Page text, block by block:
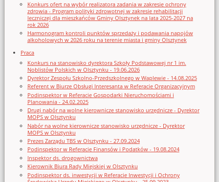
Konkurs ofert na wybór realizatora zadania w zakresie ochrony
zdrowia - Program polityki zdrowotnej w zakresie rehabilitacji
leczniczej dla mieszkańców Gminy Olsztynek na lata 2025-2027 na
rok 2026
Harmonogram kontroli punktów sprzedaży i podawania napojów
alkoholowych w 2026 roku na terenie miasta i gminy Olsztynek
Praca
Konkurs na stanowisko dyrektora Szkoły Podstawowej nr 1 im.
Noblistów Polskich w Olsztynku - 19.06.2026
Dyrektor Zespołu Szkolno-Przedszkolnego w Waplewie - 14.08.2025
Referent w Biurze Obsługi Interesanta w Referacie Organizacyjnym
Podinspektor w Referacie Gospodarki Nieruchomościami i
Planowania - 24.02.2025
Drugi nabór na wolne kierownicze stanowisko urzędnicze - Dyrektor
MOPS w Olsztynku
Nabór na wolne kierownicze stanowisko urzędnicze - Dyrektor
MOPS w Olsztynku
Prezes Zarządu TBS w Olsztynku - 27.09.2024
Podinspektor w Referacie Finansów i Podatków - 19.08.2024
Inspektor ds. drogownictwa
Kierownik Biura Rady Miejskiej w Olsztynku
Podinspektor ds. inwestycji w Referacie Inwestycji i Ochrony